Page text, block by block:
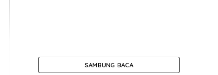
SAMBUNG BACA